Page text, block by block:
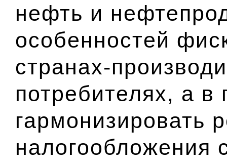
нефть и
особенностей
странах-
потребителях, а в
гармонизировать
налогообложения